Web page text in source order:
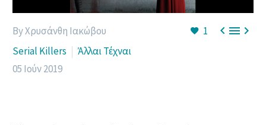
1 
By Χρυσάνθη Ιακώβου
Serial Killers
Άλλαι Τέχναι
05 Ιούν 2019